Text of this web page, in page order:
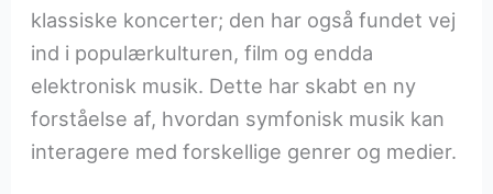
klassiske koncerter; den har også fundet vej
ind i populærkulturen, film og endda
elektronisk musik. Dette har skabt en ny
forståelse af, hvordan symfonisk musik kan
interagere med forskellige genrer og medier.